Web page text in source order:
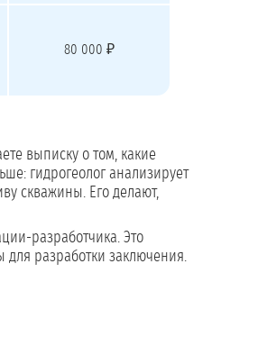
80 000 ₽
выписку о том, какие
гидрогеолог анализирует
скважины. Его делают,
разработчика. Это
для разработки заключения.